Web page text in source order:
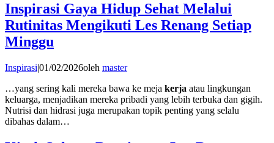
Inspirasi Gaya Hidup Sehat Melalui
Rutinitas Mengikuti Les Renang Setiap
Minggu
Inspirasi|01/02/2026oleh master
…yang sering kali mereka bawa ke meja kerja atau lingkungan
keluarga, menjadikan mereka pribadi yang lebih terbuka dan gigih.
Nutrisi dan hidrasi juga merupakan topik penting yang selalu
dibahas dalam…